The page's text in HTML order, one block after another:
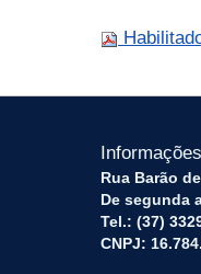
Rua Barão
De segunda
Tel.: (37)
CNPJ: